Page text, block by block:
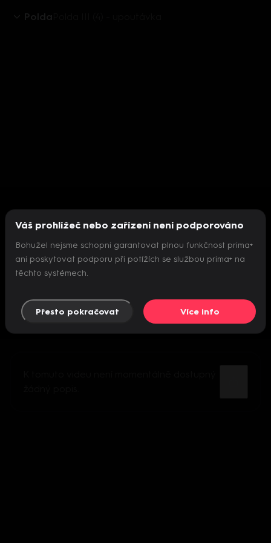
Polda
Nepodařilo se inicializovat přehrávač
Váš prohlížeč nebo zařízení není podporováno
Bohužel nejsme schopni garantovat plnou funkčnost prima+
ani poskytovat podporu při potížích se službou prima+ na
těchto systémech.
Přesto pokračovat Více info